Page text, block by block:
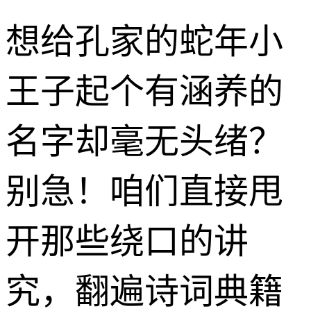
想给孔家的蛇年小
王子起个有涵养的
名字却毫无头绪？
别急！咱们直接甩
开那些绕口的讲
究，翻遍诗词典籍